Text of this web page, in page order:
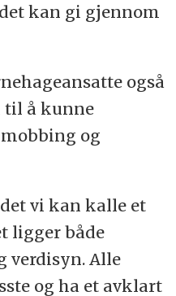
kan gi gjennom
også
til å kunne
og
vi kan kalle et
ligger både
verdisyn. Alle
og ha et avklart